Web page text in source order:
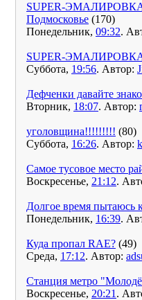
SUPER-ЭМАЛИРОВКА
Подмосковье (170)
Понедельник, 09:32.
SUPER-ЭМАЛИРОВКА
Суббота, 19:56. Автор:
Дефченки давайте
Вторник, 18:07. Автор:
уголовщина!!!!!!!!! (80)
Суббота, 16:26. Автор:
Самое тусовое место
Воскресенье, 21:12.
Долгое время пытаюсь
Понедельник, 16:39.
Куда пропал RAE? (49)
Среда, 17:12. Автор:
Станция метро
Воскресенье, 20:21 .